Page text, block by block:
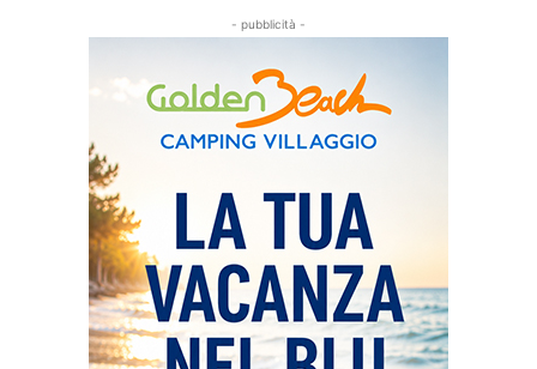
- pubblicità -